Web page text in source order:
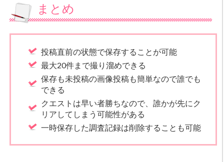
まとめ
投稿直前の状態で保存することが可能
最大20件まで撮り溜めできる
保存も未投稿の画像投稿も簡単なので誰でも
できる
クエストは早い者勝ちなので、誰かが先にク
リアしてしまう可能性がある
一時保存した調査記録は削除することも可能